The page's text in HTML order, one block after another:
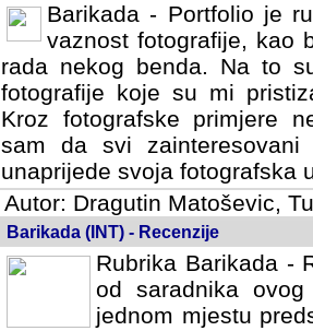
Barikada - Portfolio je
vaznost fotografije, kao
rada nekog benda. Na to
fotografije koje su mi
fotografske primjere
svi zainteresovani
svoja fotografska umijeca.
Autor: Dragutin Matoševic,
Barikada (INT) - Recenzije
Rubrika Barikada -
od saradnika
jednom mjestu